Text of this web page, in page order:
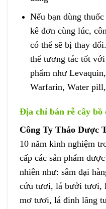
Nếu bạn dùng
kê đơn cùng lúc,
có thể sẽ bị thay
thể tương tác tốt
phẩm như
Warfarin, Water
Địa chỉ bán rễ cây bồ
Công Ty Thảo Dược
10 năm kinh nghiệm
cấp các sản phẩm
nhiên như: sâm đại
cứu tươi, lá bưởi tươi,
mơ tươi, lá đinh lăng